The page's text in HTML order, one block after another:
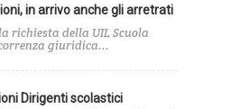
in arrivo anche gli arretrati
richiesta della UIL Scuola
giuridica...
Dirigenti scolastici